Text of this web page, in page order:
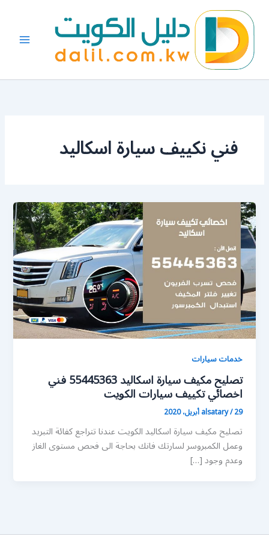
المحتوى
فني نكييف سيارة اسكاليد
خدمات سيارات
تصليح مكيف سيارة اسكاليد 55445363 فني
اخصائي تكييف سيارات الكويت
alsatary/29 أبريل، 2020
تصليح مكيف سيارة اسكاليد الكويت عندنا تتراجع كفائة التبريد
وعمل الكمبروسر لسارتك فانك بحاجة الى فحص مستوى الغاز
وعدم وجود […]